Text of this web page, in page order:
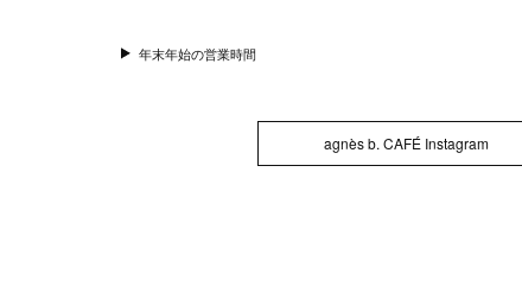
年末年始の営業時間
agnès b. CAFÉ Instagram